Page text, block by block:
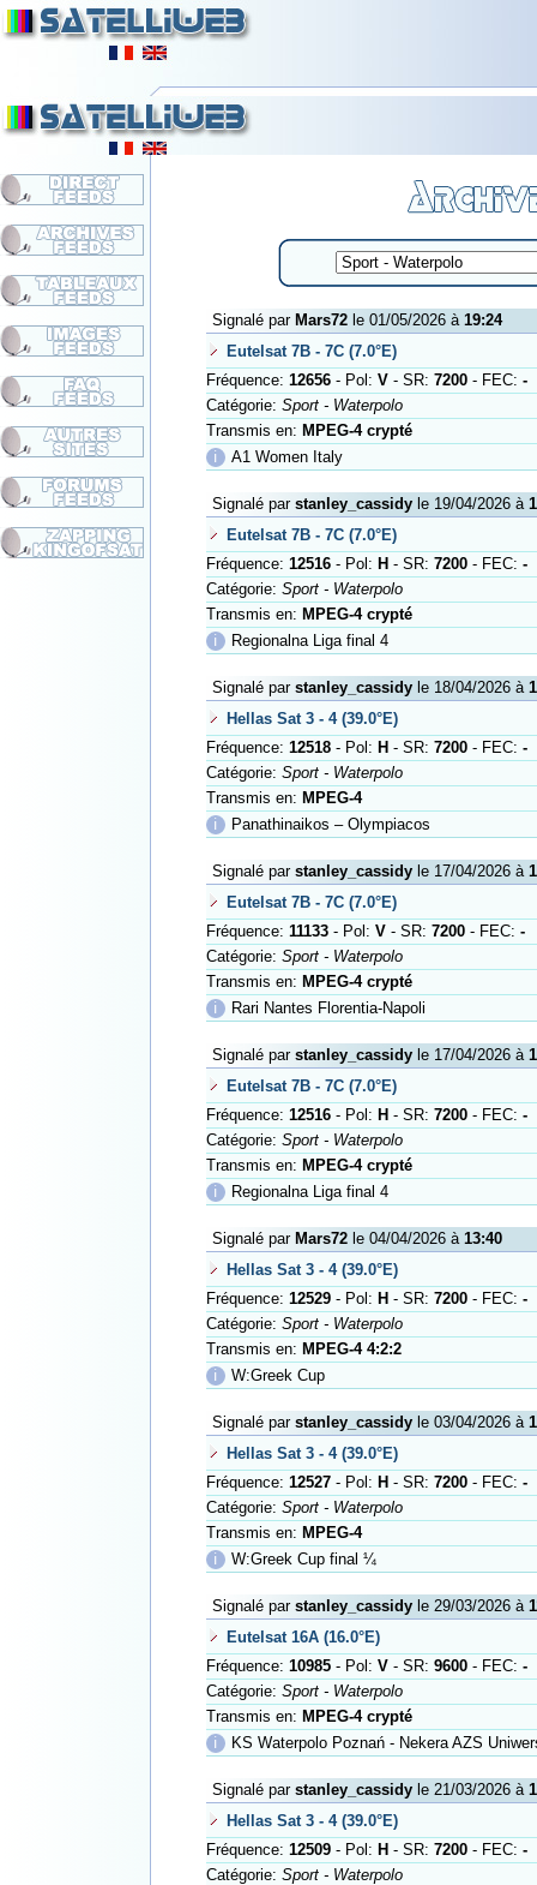
Signalé par Mars72le 01/05/2026 à 19:24
Eutelsat 7B - 7C (7.0°E)
Fréquence: 12656- Pol: V- SR: 7200- FEC: -
Catégorie: Sport - Waterpolo
Transmis en: MPEG-4 crypté
ℹ
A1 Women Italy
Signalé par stanley_cassidyle 19/04/2026 à
Eutelsat 7B - 7C (7.0°E)
Fréquence: 12516- Pol: H - SR: 7200- FEC: -
Catégorie: Sport - Waterpolo
Transmis en: MPEG-4 crypté
ℹ
Regionalna Liga final 4
Signalé par stanley_cassidyle 18/04/2026 à
Hellas Sat 3 - 4 (39.0°E)
Fréquence: 12518- Pol: H - SR: 7200- FEC: -
Catégorie: Sport - Waterpolo
Transmis en: MPEG-4
ℹ
Panathinaikos – Olympiacos
Signalé par stanley_cassidyle 17/04/2026 à
Eutelsat 7B - 7C (7.0°E)
Fréquence: 11133- Pol: V- SR: 7200- FEC: -
Catégorie: Sport - Waterpolo
Transmis en: MPEG-4 crypté
ℹ
Rari Nantes Florentia-Napoli
Signalé par stanley_cassidyle 17/04/2026 à
Eutelsat 7B - 7C (7.0°E)
Fréquence: 12516- Pol: H - SR: 7200- FEC: -
Catégorie: Sport - Waterpolo
Transmis en: MPEG-4 crypté
ℹ
Regionalna Liga final 4
Signalé par Mars72le 04/04/2026 à 13:40
Hellas Sat 3 - 4 (39.0°E)
Fréquence: 12529- Pol: H - SR: 7200- FEC: -
Catégorie: Sport - Waterpolo
Transmis en: MPEG-4 4:2:2
ℹ
W:Greek Cup
Signalé par stanley_cassidyle 03/04/2026 à
Hellas Sat 3 - 4 (39.0°E)
Fréquence: 12527- Pol: H - SR: 7200- FEC: -
Catégorie: Sport - Waterpolo
Transmis en: MPEG-4
ℹ
W:Greek Cup final ¼
Signalé par stanley_cassidyle 29/03/2026 à
Eutelsat 16A (16.0°E)
Fréquence: 10985- Pol: V- SR: 9600- FEC: -
Catégorie: Sport - Waterpolo
Transmis en: MPEG-4 crypté
ℹ
KS Waterpolo Poznań - Nekera AZS
Signalé par stanley_cassidyle 21/03/2026 à
Hellas Sat 3 - 4 (39.0°E)
Fréquence: 12509- Pol: H - SR: 7200- FEC: -
Catégorie: Sport - Waterpolo